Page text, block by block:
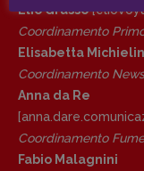
Walter Catalano
Grasso , Fabio
Marcoli,
Spallina
CONTATTI
Case editrici e
Elio Grasso
Coordinamento
Elisabetta Michielin
Coordinamento
Anna da Re
Coordinamento
Fabio Malagnini